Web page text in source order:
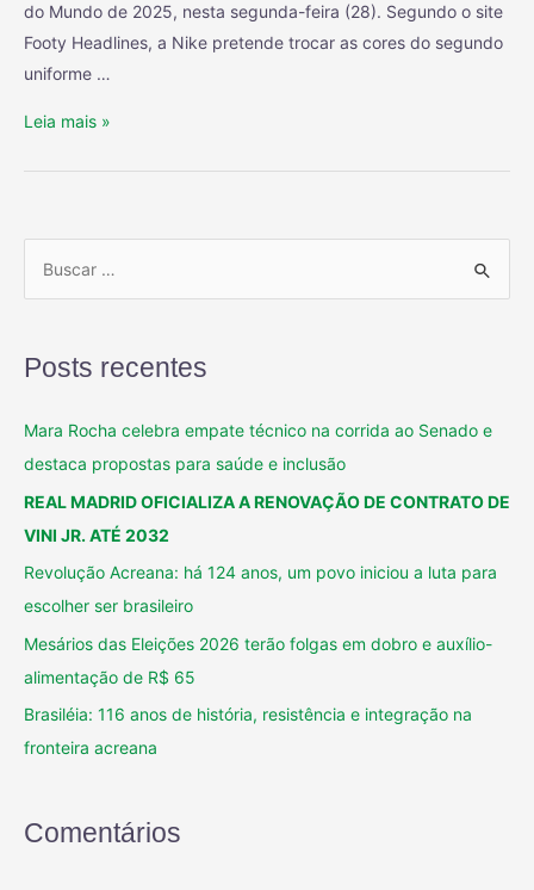
do Mundo de 2025, nesta segunda-feira (28). Segundo o site
Footy Headlines, a Nike pretende trocar as cores do segundo
uniforme …
Leia mais »
Posts recentes
Mara Rocha celebra empate técnico na corrida ao Senado e
destaca propostas para saúde e inclusão
REAL MADRID OFICIALIZA A RENOVAÇÃO DE CONTRATO DE
VINI JR. ATÉ 2032
Revolução Acreana: há 124 anos, um povo iniciou a luta para
escolher ser brasileiro
Mesários das Eleições 2026 terão folgas em dobro e auxílio-
alimentação de R$ 65
Brasiléia: 116 anos de história, resistência e integração na
fronteira acreana
Comentários